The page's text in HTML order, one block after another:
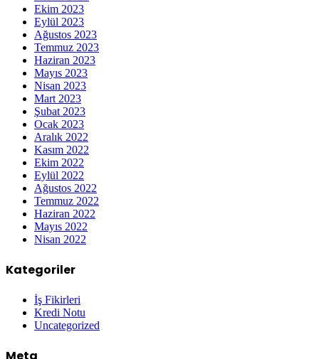
Ekim 2023
Eylül 2023
Ağustos 2023
Temmuz 2023
Haziran 2023
Mayıs 2023
Nisan 2023
Mart 2023
Şubat 2023
Ocak 2023
Aralık 2022
Kasım 2022
Ekim 2022
Eylül 2022
Ağustos 2022
Temmuz 2022
Haziran 2022
Mayıs 2022
Nisan 2022
Kategoriler
İş Fikirleri
Kredi Notu
Uncategorized